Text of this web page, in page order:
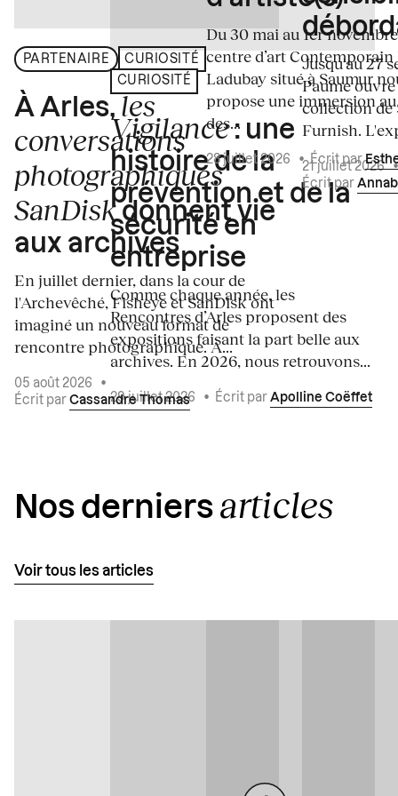
PARTENAIRE CURIOSITÉ
À Arles, les
conversations
photographiques
SanDiskdonnent vie
aux archives
En juillet dernier, dans la cour de
l'Archevêché, Fisheye et SanDisk ont
imaginé un nouveau format de
rencontre photographique. À...
05 août 2026
•
Écrit par Cassandre Thomas
CURIOSITÉ
Vigilance: une
histoire de la
prévention et de la
sécurité en
entreprise
Comme chaque année, les
Rencontres d’Arles proposent des
expositions faisant la part belle aux
archives. En 2026, nous retrouvons...
29 juillet 2026 • Écrit par Apolline Coëffet
Du 30 mai au 1er
centre d’art Contemporain
Ladubay situé à Saumur
propose une immersion
des...
28 juillet 2026 •Écrit par
Jusqu'au 27
Paume
collection de
Furnish.
21 juillet 2026
Écrit par
Nos derniers articles
Voir tous les articles